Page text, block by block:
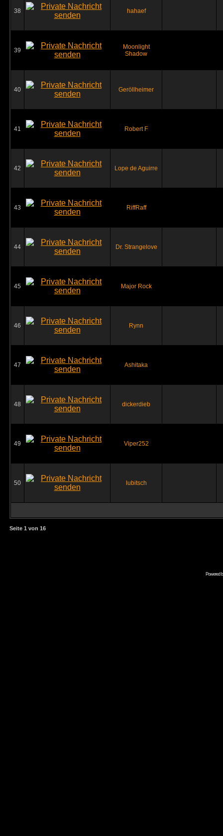
38 hahaef
39
Moonlight
Shadow
40 Geröllheimer
41 Robert F
42 Lope de Aguirre
43 RiffRaff
44 Dr. Strangelove
45 Major Rock
46 Rynn
47 Ashitaka
48 dickerdieb
49 Viper252
50 lubitsch
Seite 1 von 16
Powered